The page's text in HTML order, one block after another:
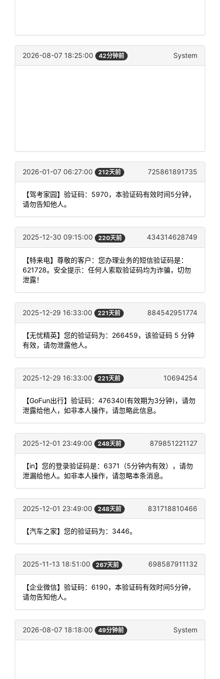
2026-08-07 18:25:00 42分钟前 System
2026-01-07 06:27:00 212天前 725861891735
【驾考家园】验证码：5970，本验证码有效时间5分钟，
请勿告知他人。
2025-12-30 09:15:00 220天前 434314628749
【特来电】尊敬的客户：您办理业务的短信验证码是：
621728。安全提示：任何人索取验证码均为诈骗，切勿
泄露！
2025-12-29 16:33:00 221天前 884542951774
【无忧精英】您的验证码为：266459，该验证码 5 分钟
有效，请勿泄露他人。
2025-12-29 16:33:00 221天前 10694254
【GoFun出行】验证码：476340(有效期为3分钟)，请勿
泄露给他人，如非本人操作，请忽略此信息。
2025-12-01 23:49:00 248天前 879851221127
【in】您的登录验证码是：6371（5分钟内有效），请勿
泄漏给他人。如非本人操作，请忽略本条消息。
2025-12-01 23:49:00 248天前 831718810466
【汽车之家】您的验证码为：3446。
2025-11-13 18:51:00 267天前 698587911132
【企业微信】验证码：6190，本验证码有效时间5分钟，
请勿告知他人。
2026-08-07 18:18:00 49分钟前 System